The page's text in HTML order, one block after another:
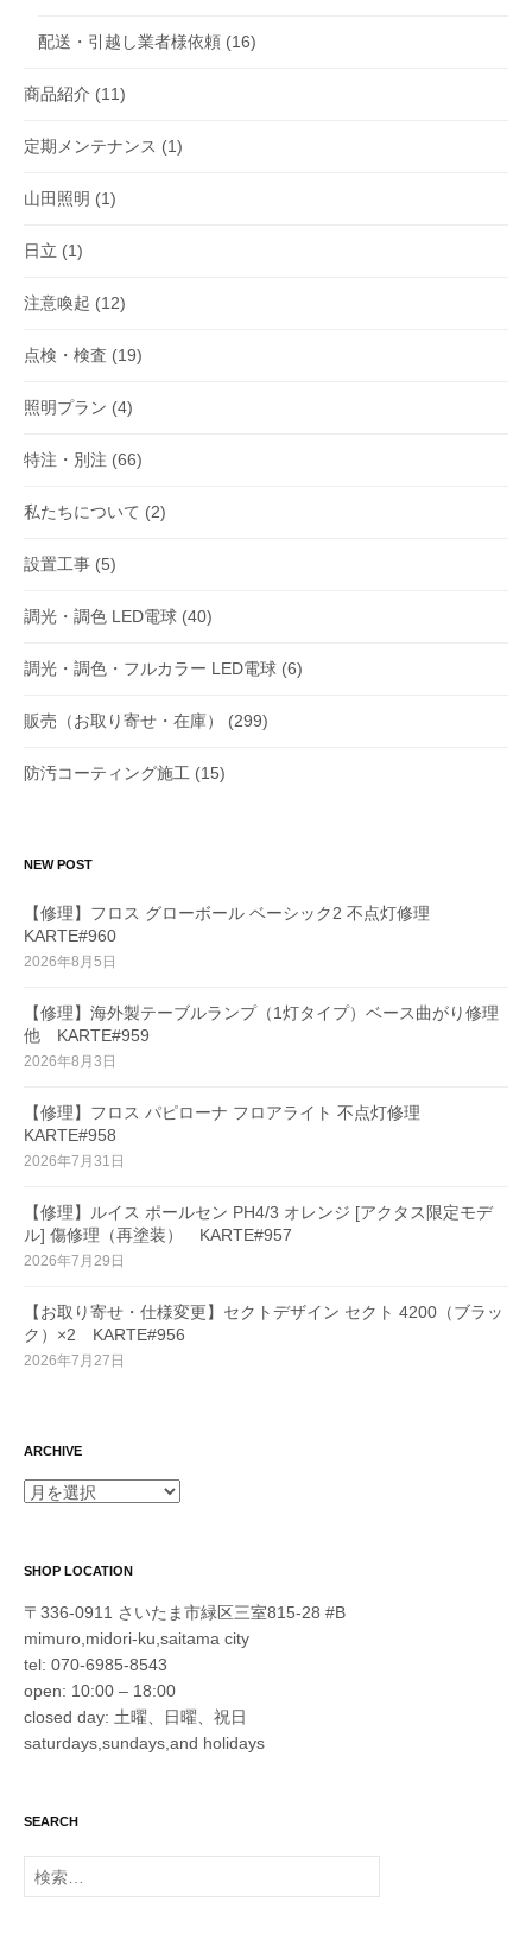
配送・引越し業者様依頼 (16)
商品紹介 (11)
定期メンテナンス (1)
山田照明 (1)
日立 (1)
注意喚起 (12)
点検・検査 (19)
照明プラン (4)
特注・別注 (66)
私たちについて (2)
設置工事 (5)
調光・調色 LED電球 (40)
調光・調色・フルカラー LED電球 (6)
販売（お取り寄せ・在庫） (299)
防汚コーティング施工 (15)
NEW POST
【修理】フロス グローボール ベーシック2 不点灯修理
KARTE#960
2026年8月5日
【修理】海外製テーブルランプ（1灯タイプ）ベース曲がり修理
他 KARTE#959
2026年8月3日
【修理】フロス パピローナ フロアライト 不点灯修理
KARTE#958
2026年7月31日
【修理】ルイス ポールセン PH4/3 オレンジ [アクタス限定モデ
ル] 傷修理（再塗装） KARTE#957
2026年7月29日
【お取り寄せ・仕様変更】セクトデザイン セクト 4200（ブラッ
ク）×2 KARTE#956
2026年7月27日
ARCHIVE
ARCHIVE
SHOP LOCATION
〒336-0911 さいたま市緑区三室815-28 #B
mimuro,midori-ku,saitama city
tel: 070-6985-8543
open: 10:00 – 18:00
closed day: 土曜、日曜、祝日
saturdays,sundays,and holidays
SEARCH
検
索: